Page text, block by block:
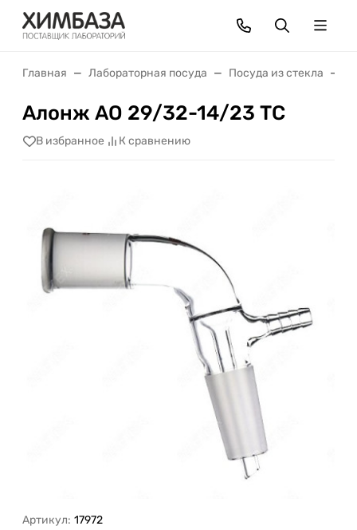
Главная Лабораторная посуда Посуда из стекла
Алонж АО 29/32-14/23 ТС
В избранное К сравнению
Артикул: 17972